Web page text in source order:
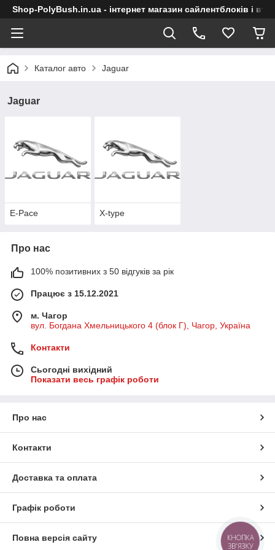
Shop-PolyBush.in.ua - інтернет магазин сайлентблоків і
Каталог авто Jaguar
Jaguar
E-Pace X-type
Про нас
100% позитивних з 50 відгуків за рік
Працює з 15.12.2021
м. Чагор
вул. Богдана Хмельницького 4 (блок Г), Чагор, Україна
Контакти
Сьогодні вихідний
Показати весь графік роботи
Про нас
Контакти
Доставка та оплата
Графік роботи
Повна версія сайту
КНОПКА
ЗВ'ЯЗКУ